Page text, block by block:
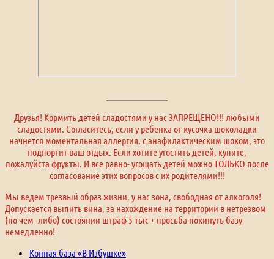
Друзья! Кормить детей сладостями у нас ЗАПРЕЩЕНО!!! любыми
сладостями. Согласитесь, если у ребенка от кусочка шоколадки
начнется моментальная аллергия, с анафилактическим шоком, это
подпортит ваш отдых. Если хотите угостить детей, купите,
пожалуйста фрукты. И все равно- угощать детей можно ТОЛЬКО после
согласование этих вопросов с их родителями!!!
Мы ведем трезвый образ жизни, у нас зона, свободная от алкоголя!
Допускается выпить вина, за нахождение на территории в нетрезвом
(по чем -либо) состоянии штраф 5 тыс + просьба покинуть базу
немедленно!
Конная база «В Избушке»